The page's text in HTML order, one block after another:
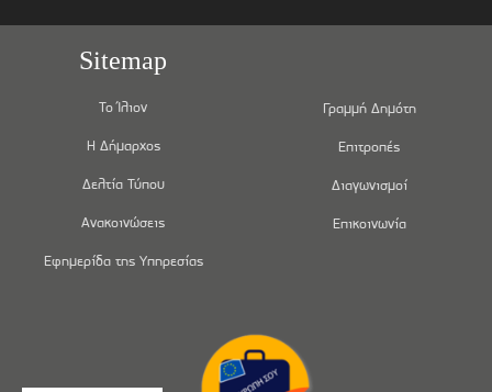
Sitemap
Το Ίλιον
Η Δήμαρχος
Δελτία Τύπου
Ανακοινώσεις
Εφημερίδα της Υπηρεσίας
Γραμμή Δημότη
Επιτροπές
Διαγωνισμοί
Επικοινωνία